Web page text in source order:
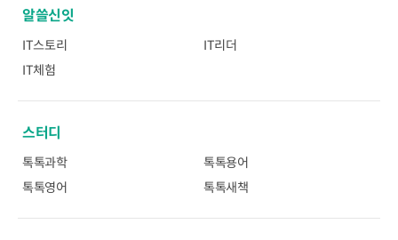
알쓸신잇
IT스토리
IT리더
IT체험
스터디
톡톡과학
톡톡용어
톡톡영어
톡톡새책